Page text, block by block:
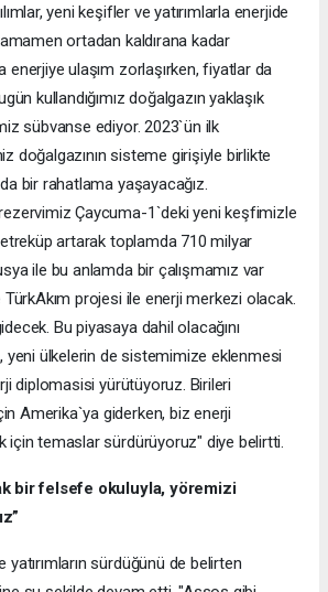
yeni keşifler ve yatırımlarla enerjide
tamamen ortadan kaldırana kadar
enerjiye ulaşım zorlaşırken, fiyatlar da
kullandığımız doğalgazın yaklaşık
sübvanse ediyor. 2023`ün ilk
doğalgazının sisteme girişiyle birlikte
bir rahatlama yaşayacağız.
Çaycuma-1`deki yeni keşfimizle
artarak toplamda 710 milyar
ile bu anlamda bir çalışmamız var
projesi ile enerji merkezi olacak.
Bu piyasaya dahil olacağını
yeni ülkelerin de sistemimize eklenmesi
diplomasisi yürütüyoruz. Birileri
Amerika`ya giderken, biz enerji
için temaslar sürdürüyoruz" diye belirtti.
bir felsefe okuluyla, yöremizi
yatırımların sürdüğünü de belirten